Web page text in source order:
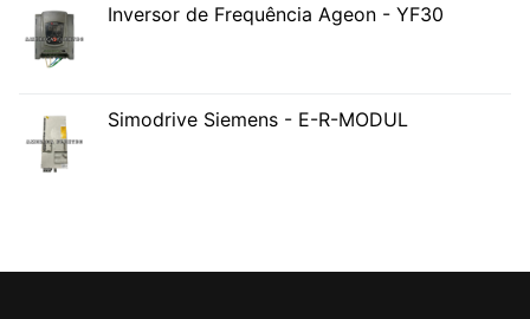
Inversor de Frequência Ageon - YF30
Simodrive Siemens - E-R-MODUL